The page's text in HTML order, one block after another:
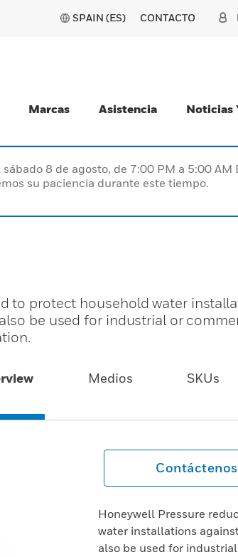
SPAIN (ES) CONTACTO
Marcas Asistencia Noticias
8 de agosto, de 7:00 PM a 5:00
su paciencia durante este tiempo.
to protect household water
be used for industrial or
Medios SKUs
Contáctenos
Honeywell Pressure
water installations
also be used for